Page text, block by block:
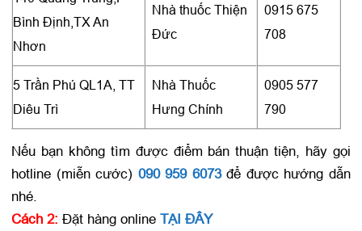
Bình Định,TX An
Nhơn
Nhà thuốc Thiện
Đức
0915 675
708
5 Trần Phú QL1A, TT
Diêu Trì
Nhà Thuốc
Hưng Chính
0905 577
790
Nếu bạn không tìm được điểm bán thuận tiện, hãy gọi
hotline (miễn cước) 090 959 6073để được hướng dẫn
nhé.
Cách 2: Đặt hàng online TẠI ĐÂY